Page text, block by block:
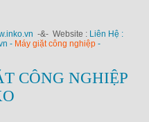
-&- Website : Liên Hệ :
- Máy giặt công nghiệp -
CÔNG NGHIỆP